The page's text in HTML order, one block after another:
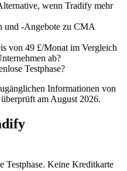
wenn Tradify mehr
und -Angebote zu CMA
von 49 £/Monat im Vergleich
ab?
Testphase?
Informationen von
am August 2026.
Testphase. Keine Kreditkarte